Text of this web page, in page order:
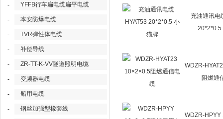
- YFFB行车扁电缆扁平电缆
- 本安防爆电缆
- TVR弹性体电缆
- 补偿导线
- ZR-TT-K-VV隧道照明电缆
- 变频器电缆
- 船用电缆
- 钢丝加强型橡套线
充油通讯电
20*2*0.5
WDZR-
阻燃通
WDZR-HPYY